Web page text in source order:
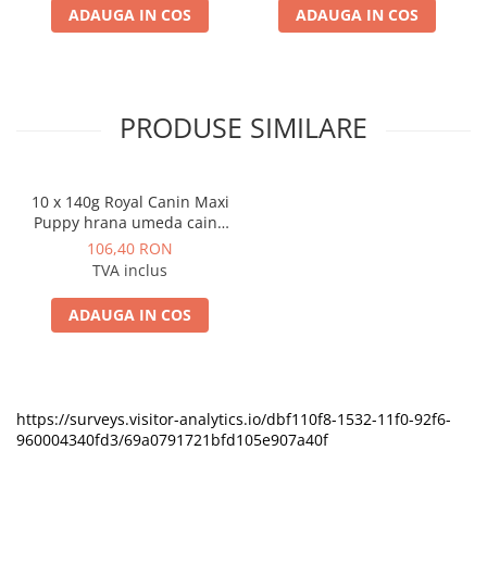
ADAUGA IN COS ADAUGA IN COS
PRODUSE SIMILARE
10 x 140g Royal Canin Maxi
Puppy hrana umeda caine
junior
106,40 RON
TVA inclus
ADAUGA IN COS
https://surveys.visitor-analytics.io/dbf110f8-1532-11f0-92f6-
960004340fd3/69a0791721bfd105e907a40f